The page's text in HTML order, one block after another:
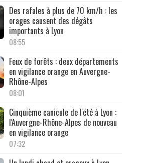
Des rafales à plus de 70 km/h : les
orages causent des dégâts
importants à Lyon
08:55
Feux de forêts : deux départements
en vigilance orange en Auvergne-
Rhône-Alpes
08:01
Cinquième canicule de l'été à Lyon :
l'Auvergne-Rhône-Alpes de nouveau
en vigilance orange
07:32